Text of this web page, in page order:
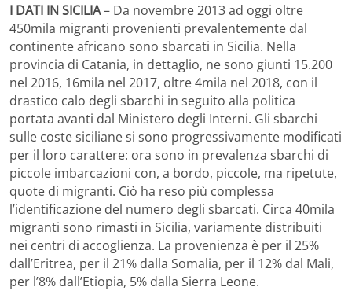
I DATI IN SICILIA– Da novembre 2013 ad oggi oltre
450mila migranti provenienti prevalentemente dal
continente africano sono sbarcati in Sicilia. Nella
provincia di Catania, in dettaglio, ne sono giunti 15.200
nel 2016, 16mila nel 2017, oltre 4mila nel 2018, con il
drastico calo degli sbarchi in seguito alla politica
portata avanti dal Ministero degli Interni. Gli sbarchi
sulle coste siciliane si sono progressivamente modificati
per il loro carattere: ora sono in prevalenza sbarchi di
piccole imbarcazioni con, a bordo, piccole, ma ripetute,
quote di migranti. Ciò ha reso più complessa
l’identificazione del numero degli sbarcati. Circa 40mila
migranti sono rimasti in Sicilia, variamente distribuiti
nei centri di accoglienza. La provenienza è per il 25%
dall’Eritrea, per il 21% dalla Somalia, per il 12% dal Mali,
per l’8% dall’Etiopia, 5% dalla Sierra Leone.